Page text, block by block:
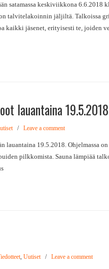
satamassa keskiviikkona 6.6.2018
talvitelakoinnin jäljiltä. Talkoissa
kaikki jäsenet, erityisesti te, joiden
lauantaina 19.5.2018
/ Leave a comment
lauantaina 19.5.2018. Ohjelmassa
pilkkomista. Sauna lämpiää
, Uutiset / Leave a comment